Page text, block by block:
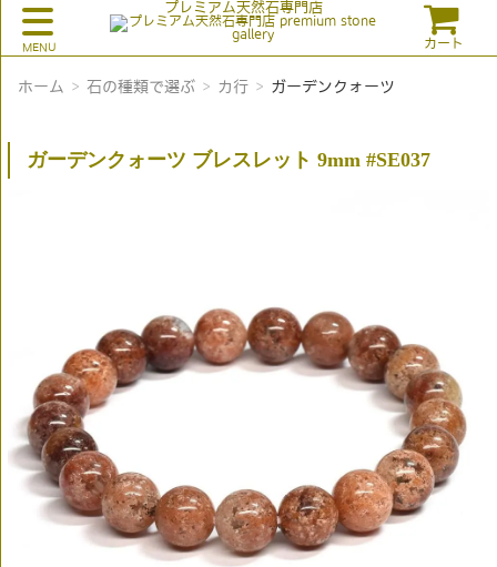
プレミアム天然石専門店
カート
ホーム 石の種類で選ぶ カ行 ガーデンクォーツ
ガーデンクォーツ ブレスレット 9mm #SE037